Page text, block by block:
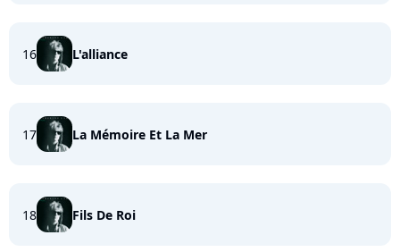
16 L'alliance
17 La Mémoire Et La Mer
18 Fils De Roi